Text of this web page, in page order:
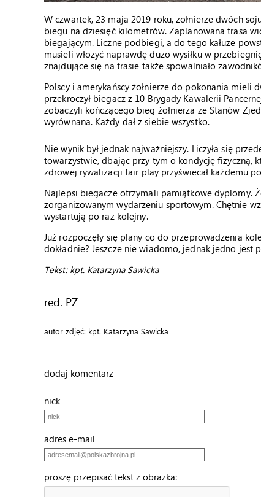
W czwartek, 23 maja 2019 roku, żołnierze dwóch
biegu na dziesięć kilometrów. Zaplanowana trasa
biegającym. Liczne podbiegi, a do tego kałuże
musieli włożyć naprawdę dużo wysiłku w
znajdujące się na trasie także spowalniało
Polscy i amerykańscy żołnierze do pokonania
przekroczył biegacz z 10 Brygady Kawalerii
zobaczyli kończącego bieg żołnierza ze Stanów
wyrównana. Każdy dał z siebie wszystko.
Nie wynik był jednak najważniejszy. Liczyła się
towarzystwie, dbając przy tym o kondycję fizyczną,
zdrowej rywalizacji fair play przyświecał każdemu
Najlepsi biegacze otrzymali pamiątkowe dyplomy.
zorganizowanym wydarzeniu sportowym. Chętnie
wystartują po raz kolejny.
Już rozpoczęły się plany co do przeprowadzenia
dokładnie? Jeszcze nie wiadomo, jednak jedno jest
Tekst: kpt. Katarzyna Sawicka
red. PZ
autor zdjęć: kpt. Katarzyna Sawicka
dodaj komentarz
nick
adres e-mail
proszę przepisać tekst z obrazka: